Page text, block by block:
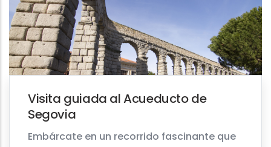
Visita guiada al Acueducto de
Segovia
Embárcate en un recorrido fascinante que